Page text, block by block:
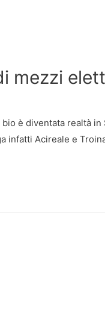
mezzi
è diventata realtà in
infatti Acireale e